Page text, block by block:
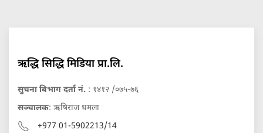
ऋद्धि सिद्धि मिडिया प्रा.लि.
सुचना बिभाग दर्ता नं. : १४१२ /०७५-७६
सञ्चालक: ऋषिराज धमला
+977 01-5902213/14